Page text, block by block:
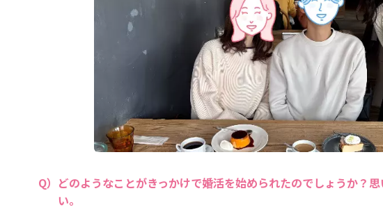
どのようなことがきっかけで婚活を始められたのでしょうか？
い。